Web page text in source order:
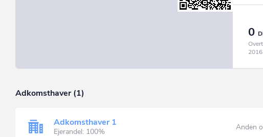
0
2016
Adkomsthaver (1)
Adkomsthaver 1
Ejerandel: 100% Anden